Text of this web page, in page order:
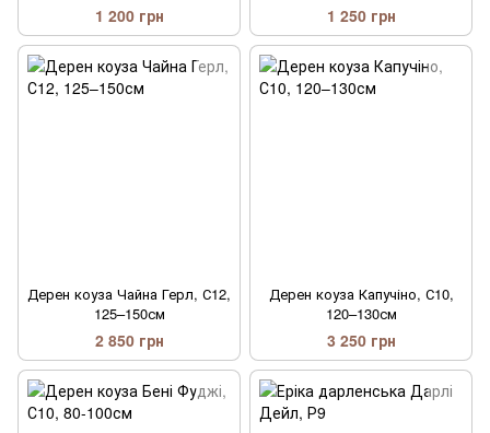
1 200 грн 1 250 грн
Дерен коуза Чайна Герл, С12,
125–150см
2 850 грн
Дерен коуза Капучіно, С10,
120–130см
3 250 грн